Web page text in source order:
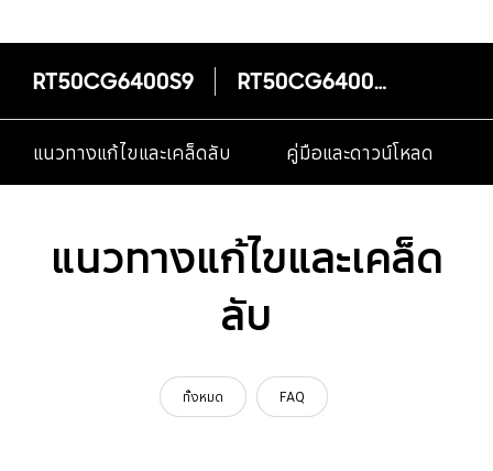
RT50CG6400S9 RT50CG6400S9
แนวทางแก้ไขและเคล็ดลับ คู่มือและดาวน์โหลด
แนวทางแก้ไขและเคล็ด
ลับ
ทั้งหมด FAQ